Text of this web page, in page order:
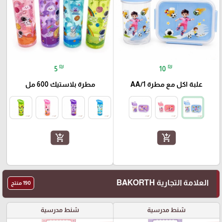
10 ₪
علبة اكل مع مطرة AA/1
add_shopping_cart
5 ₪
مطرة بلاستيك 600 مل
add_shopping_cart
العلامة التجارية BAKORTH 190 منتج
شنط مدرسية شنط مدرسية